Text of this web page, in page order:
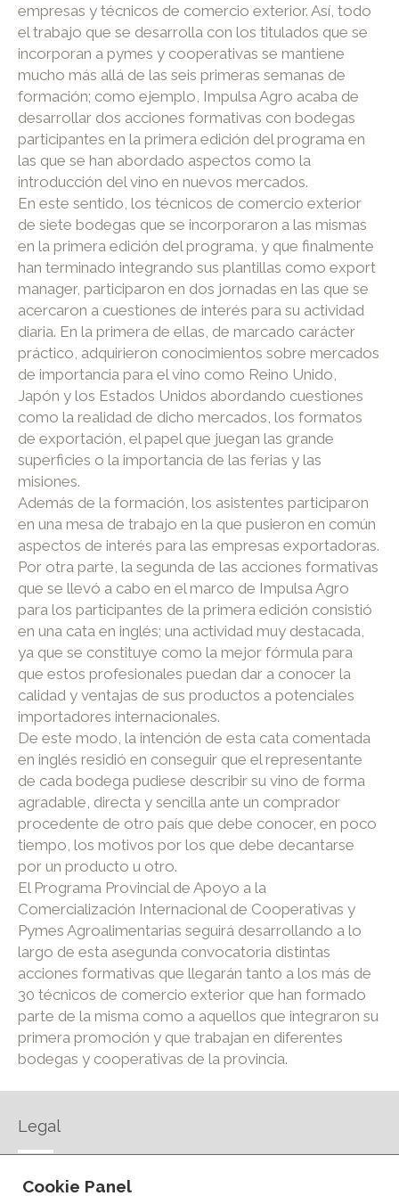
empresas y técnicos de comercio exterior. Así, todo
el trabajo que se desarrolla con los titulados que se
incorporan a pymes y cooperativas se mantiene
mucho más allá de las seis primeras semanas de
formación; como ejemplo, Impulsa Agro acaba de
desarrollar dos acciones formativas con bodegas
participantes en la primera edición del programa en
las que se han abordado aspectos como la
introducción del vino en nuevos mercados.
En este sentido, los técnicos de comercio exterior
de siete bodegas que se incorporaron a las mismas
en la primera edición del programa, y que finalmente
han terminado integrando sus plantillas como export
manager, participaron en dos jornadas en las que se
acercaron a cuestiones de interés para su actividad
diaria. En la primera de ellas, de marcado carácter
práctico, adquirieron conocimientos sobre mercados
de importancia para el vino como Reino Unido,
Japón y los Estados Unidos abordando cuestiones
como la realidad de dicho mercados, los formatos
de exportación, el papel que juegan las grande
superficies o la importancia de las ferias y las
misiones.
Además de la formación, los asistentes participaron
en una mesa de trabajo en la que pusieron en común
aspectos de interés para las empresas exportadoras.
Por otra parte, la segunda de las acciones formativas
que se llevó a cabo en el marco de Impulsa Agro
para los participantes de la primera edición consistió
en una cata en inglés; una actividad muy destacada,
ya que se constituye como la mejor fórmula para
que estos profesionales puedan dar a conocer la
calidad y ventajas de sus productos a potenciales
importadores internacionales.
De este modo, la intención de esta cata comentada
en inglés residió en conseguir que el representante
de cada bodega pudiese describir su vino de forma
agradable, directa y sencilla ante un comprador
procedente de otro país que debe conocer, en poco
tiempo, los motivos por los que debe decantarse
por un producto u otro.
El Programa Provincial de Apoyo a la
Comercialización Internacional de Cooperativas y
Pymes Agroalimentarias seguirá desarrollando a lo
largo de esta asegunda convocatoria distintas
acciones formativas que llegarán tanto a los más de
30 técnicos de comercio exterior que han formado
parte de la misma como a aquellos que integraron su
primera promoción y que trabajan en diferentes
bodegas y cooperativas de la provincia.
Legal
AVISO LEGAL
Cookie Panel